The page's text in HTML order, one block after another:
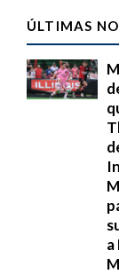
ÚLTIMAS
a